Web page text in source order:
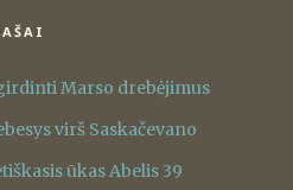
Marso drebėjimus
virš Saskačevano
ūkas Abelis 39